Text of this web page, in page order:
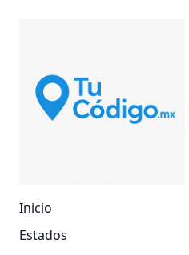
Inicio
Estados